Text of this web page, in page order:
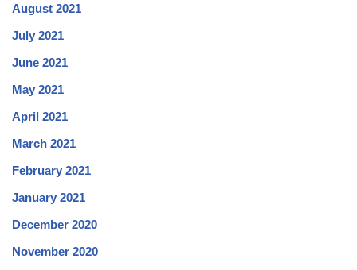
August 2021
July 2021
June 2021
May 2021
April 2021
March 2021
February 2021
January 2021
December 2020
November 2020